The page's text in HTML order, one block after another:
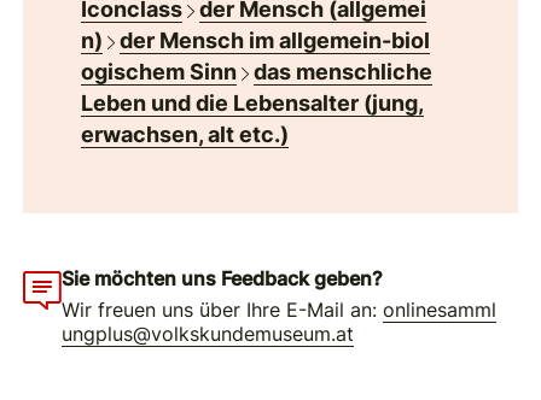
Iconclass
der Mensch (allgemei
n)
der Mensch im allgemein-biol
ogischem Sinn
das menschliche
Leben und die Lebensalter (jung,
erwachsen, alt etc.)
Sie möchten uns Feedback geben?
Wir freuen uns über Ihre E-Mail an:onlinesamml
ungplus@volkskundemuseum.at